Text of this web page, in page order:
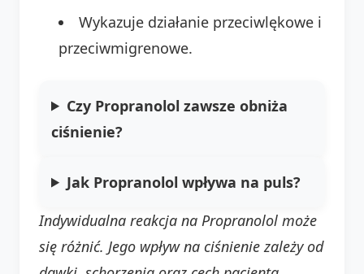
Wykazuje działanie przeciwlękowe i
przeciwmigrenowe.
Czy Propranolol zawsze obniża
ciśnienie?
Jak Propranolol wpływa na puls?
Indywidualna reakcja na Propranolol może
się różnić. Jego wpływ na ciśnienie zależy od